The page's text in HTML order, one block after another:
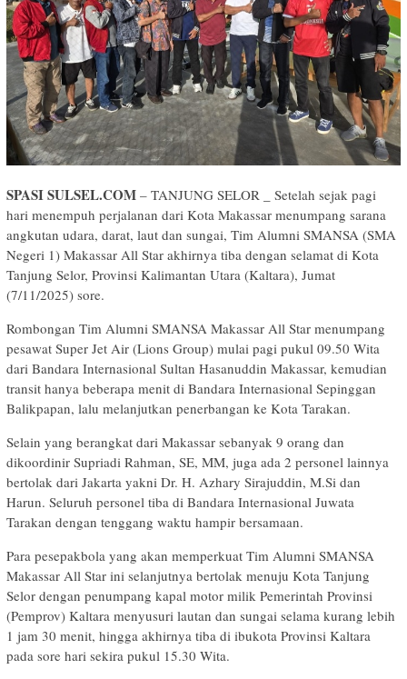
SPASI SULSEL.COM – TANJUNG SELOR _ Setelah sejak pagi
hari menempuh perjalanan dari Kota Makassar menumpang sarana
angkutan udara, darat, laut dan sungai, Tim Alumni SMANSA (SMA
Negeri 1) Makassar All Star akhirnya tiba dengan selamat di Kota
Tanjung Selor, Provinsi Kalimantan Utara (Kaltara), Jumat
(7/11/2025) sore.
Rombongan Tim Alumni SMANSA Makassar All Star menumpang
pesawat Super Jet Air (Lions Group) mulai pagi pukul 09.50 Wita
dari Bandara Internasional Sultan Hasanuddin Makassar, kemudian
transit hanya beberapa menit di Bandara Internasional Sepinggan
Balikpapan, lalu melanjutkan penerbangan ke Kota Tarakan.
Selain yang berangkat dari Makassar sebanyak 9 orang dan
dikoordinir Supriadi Rahman, SE, MM, juga ada 2 personel lainnya
bertolak dari Jakarta yakni Dr. H. Azhary Sirajuddin, M.Si dan
Harun. Seluruh personel tiba di Bandara Internasional Juwata
Tarakan dengan tenggang waktu hampir bersamaan.
Para pesepakbola yang akan memperkuat Tim Alumni SMANSA
Makassar All Star ini selanjutnya bertolak menuju Kota Tanjung
Selor dengan penumpang kapal motor milik Pemerintah Provinsi
(Pemprov) Kaltara menyusuri lautan dan sungai selama kurang lebih
1 jam 30 menit, hingga akhirnya tiba di ibukota Provinsi Kaltara
pada sore hari sekira pukul 15.30 Wita.